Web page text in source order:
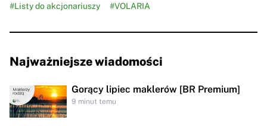
#Listy do akcjonariuszy #VOLARIA
Najważniejsze wiadomości
Gorący lipiec maklerów [BR Premium]
9 minut temu